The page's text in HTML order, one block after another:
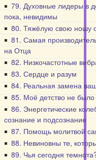
79. Духовные лидеры в
пока, невидимы
80. Тяжёлую свою ношу
81. Самая
на Отца
82. Низкочастотные
83. Сердце и разум
84. Реальная замена
85. Моё детство не
86. Энергетические
сознание и подсознание
87. Помощь молитвой
88. Невиновны те,
89. Чья сегодня